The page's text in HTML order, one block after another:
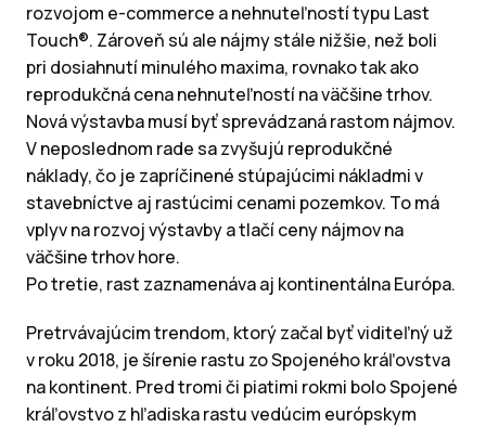
rozvojom e-commerce a nehnuteľností typu Last
Touch®. Zároveň sú ale nájmy stále nižšie, než boli
pri dosiahnutí minulého maxima, rovnako tak ako
reprodukčná cena nehnuteľností na väčšine trhov.
Nová výstavba musí byť sprevádzaná rastom nájmov.
V neposlednom rade sa zvyšujú reprodukčné
náklady, čo je zapríčinené stúpajúcimi nákladmi v
stavebníctve aj rastúcimi cenami pozemkov. To má
vplyv na rozvoj výstavby a tlačí ceny nájmov na
väčšine trhov hore.
Po tretie, rast zaznamenáva aj kontinentálna Európa.
Pretrvávajúcim trendom, ktorý začal byť viditeľný už
v roku 2018, je šírenie rastu zo Spojeného kráľovstva
na kontinent. Pred tromi či piatimi rokmi bolo Spojené
kráľovstvo z hľadiska rastu vedúcim európskym